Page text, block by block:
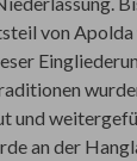
von
und
an der